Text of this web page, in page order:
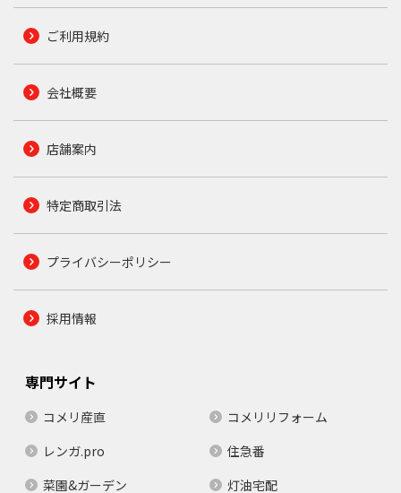
ご利用規約
会社概要
店舗案内
特定商取引法
プライバシーポリシー
採用情報
専門サイト
コメリ産直
コメリリフォーム
レンガ.pro
住急番
菜園&ガーデン
灯油宅配